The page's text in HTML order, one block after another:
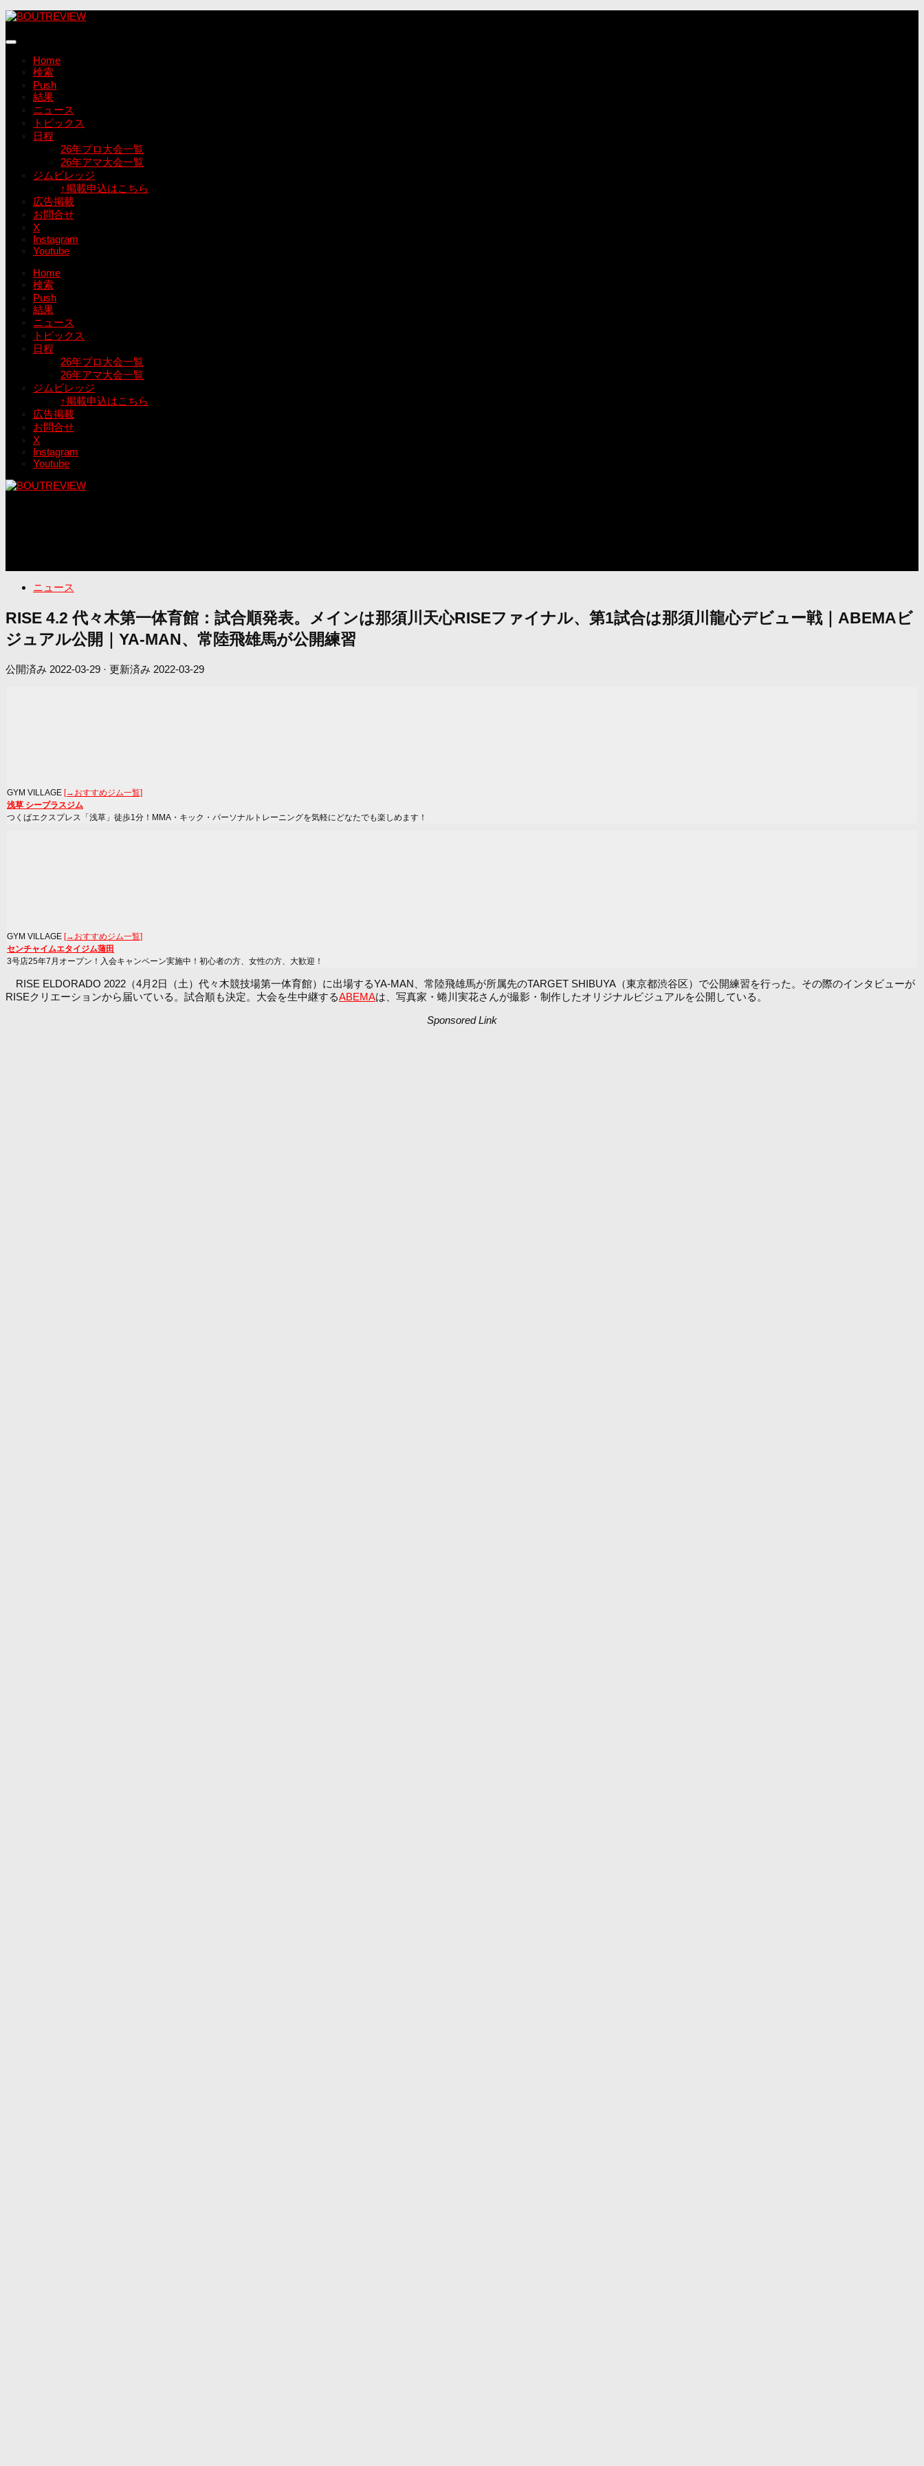
コ
テ
Home
検索
Push
結果
ニュース
トピックス
日程
26年プロ大会一覧
26年アマ大会一覧
ジムビレッジ
↑掲載申込はこちら
広告掲載
お問合せ
X
Instagram
Youtube
Home
検索
Push
結果
ニュース
トピックス
日程
26年プロ大会一覧
26年アマ大会一覧
ジムビレッジ
↑掲載申込はこちら
広告掲載
お問合せ
X
Instagram
Youtube
ニュース
RISE 4.2 代々木第一体育館：試合順発表。メインは那須川天心RISEファイナル、第1試合は那須川龍心デビュー戦｜ABEMAビ
ジュアル公開｜YA-MAN、常陸飛雄馬が公開練習
公開済み 2022-03-29 · 更新済み 2022-03-29
GYM VILLAGE [→おすすめジム一覧]
浅草 シープラスジム
つくばエクスプレス「浅草」徒歩1分！MMA・キック・パーソナルトレーニングを気軽にどなたでも楽しめます！
GYM VILLAGE [→おすすめジム一覧]
センチャイムエタイジム蒲田
3号店25年7月オープン！入会キャンペーン実施中！初心者の方、女性の方、大歓迎！
RISE ELDORADO 2022（4月2日（土）代々木競技場第一体育館）に出場するYA-MAN、常陸飛雄馬が所属先のTARGET SHIBUYA（東京都渋谷区）で公開練習を行った。その際のインタビューが
RISEクリエーションから届いている。試合順も決定。大会を生中継するABEMAは、写真家・蜷川実花さんが撮影・制作したオリジナルビジュアルを公開している。
Sponsored Link